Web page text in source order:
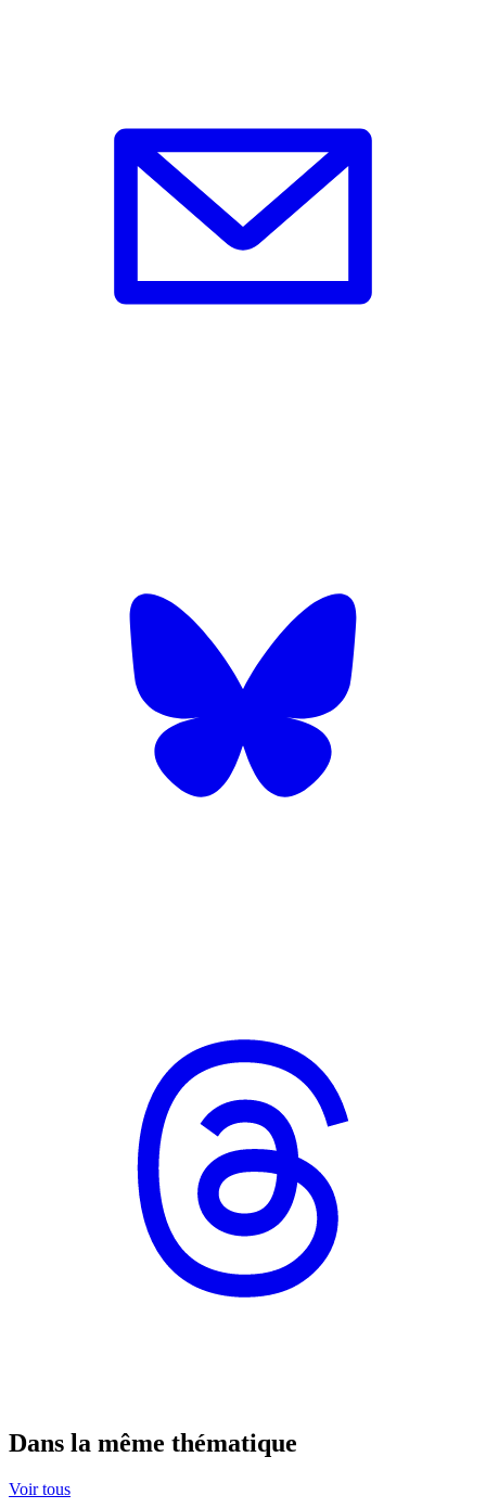
Dans la même thématique
Voir tous